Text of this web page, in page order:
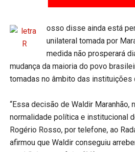
osso disse ainda está
unilateral tomada por
medida não prosperará
mudança da maioria do povo
tomadas no âmbito das instituições
“Essa decisão de Waldir Maranhão,
normalidade política e institucional
Rogério Rosso, por telefone, ao
afirmou que Waldir conseguiu